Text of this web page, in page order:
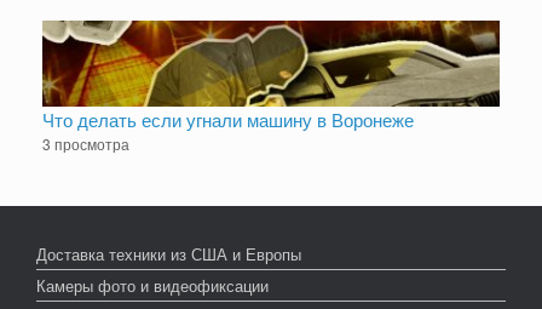
Что делать если угнали машину в Воронеже
3 просмотра
Доставка техники из США и Европы
Камеры фото и видеофиксации